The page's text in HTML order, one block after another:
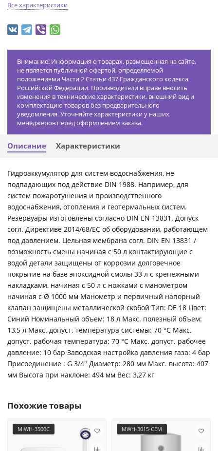
Все характеристики
Внимание! Информация о товарах, размещенная на сайте,
не является публичной офертой, определяемой
положениями Части 2 Статьи 437 Гражданского кодекса
Российской Федерации. Производители вправе вносить
изменения в технические характеристики, внешний вид и
комплектацию товаров без предварительного
уведомления. Уточняйте характеристики у наших
менеджеров перед оформлением заказа.
Описание Характеристики
Гидроаккумулятор для систем водоснабжения, не
подпадающих под действие DIN 1988. Например, для
систем пожаротушения и производственного
водоснабжения, отопления и геотермальных систем.
Резервуары изготовлены согласно DIN EN 13831. Допуск
согл. Директиве 2014/68/ЕС об оборудовании, работающем
под давлением. Цельная мембрана согл. DIN EN 13831 /
возможность смены начиная с 50 л контактирующие с
водой детали защищены от коррозии долговечное
покрытие на базе эпоксидной смолы 33 л с крепежными
накладками, начиная с 50 л с ножками с манометром
начиная с Ø 1000 мм Манометр и первичный напорный
клапан защищены металлической скобой Тип: DE 18 Цвет:
Синий Номинальный объем: 18 л Макс. полезный объем:
13,5 л Макс. допуст. температура системы: 70 °C Макс.
допуст. рабочая температура: 70 °C Макс. допуст. рабочее
давление: 10 бар Заводская настройка давления газа: 4 бар
Присоединение : G 3/4" Диаметр: 280 мм Макс. высота: 407
мм Высота при наклоне: 494 мм Вес: 3,27 кг
Похожие товары
MIWH-3500C MWH-3015-CEM